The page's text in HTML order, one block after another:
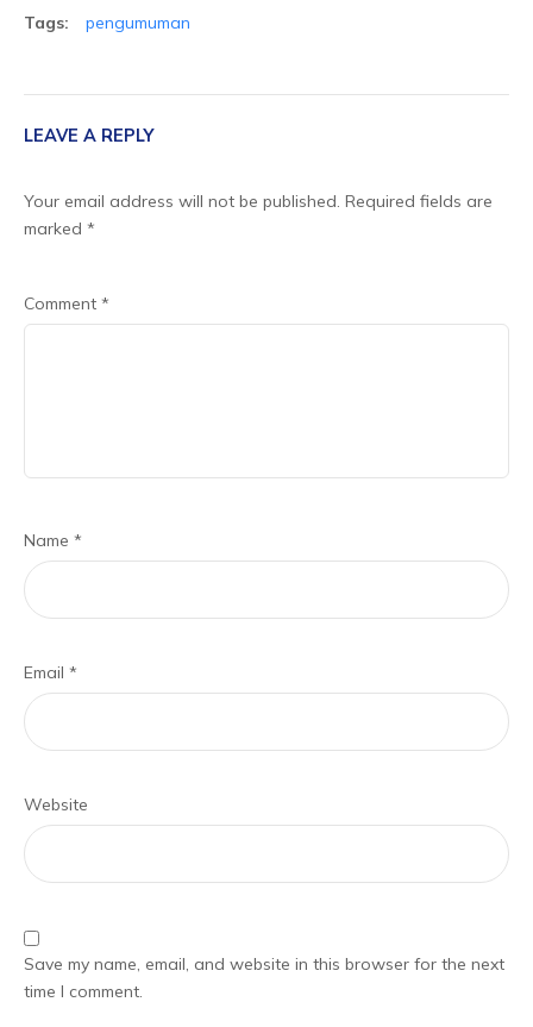
Tags: pengumuman
LEAVE A REPLY
Your email address will not be published. Required fields are
marked *
Comment *
Name *
Email *
Website
Save my name, email, and website in this browser for the next
time I comment.